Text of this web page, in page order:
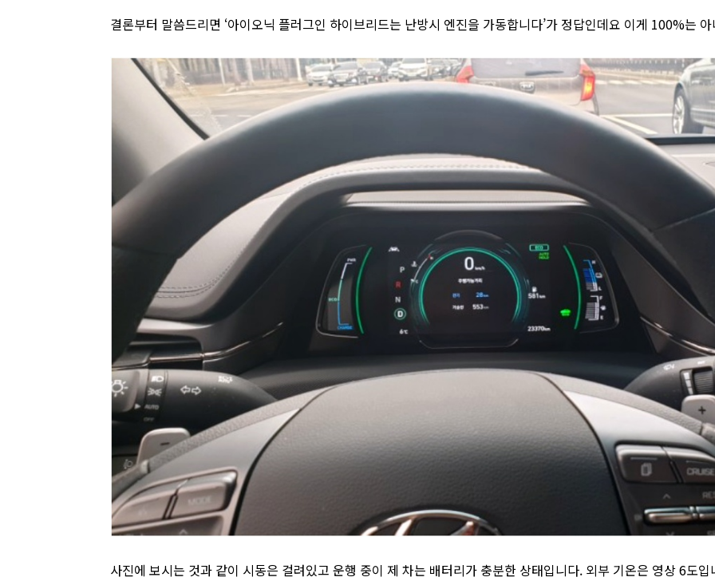
결론부터 말씀드리면 ‘아이오닉 플러그인 하이브리드는 난방시 엔진을 가동합니다’가 정답인데요 이게 100%는
사진에 보시는 것과 같이 시동은 걸려있고 운행 중이 제 차는 배터리가 충분한 상태입니다. 외부 기온은 영상 6도입